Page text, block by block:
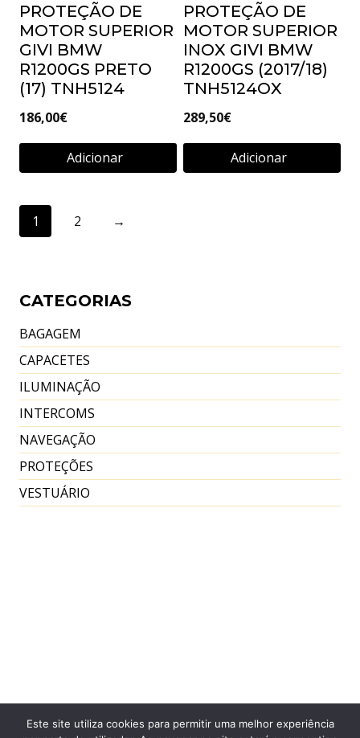
Adicionar
PROTEÇÃO DE
MOTOR SUPERIOR
GIVI BMW
R1200GS PRETO
(17) TNH5124
186,00€
Adicionar
PROTEÇÃO DE
MOTOR SUPERIOR
INOX GIVI BMW
R1200GS (2017/18)
TNH5124OX
289,50€
Adicionar
1 2 →
CATEGORIAS
BAGAGEM
CAPACETES
ILUMINAÇÃO
INTERCOMS
NAVEGAÇÃO
PROTEÇÕES
VESTUÁRIO
Este site utiliza cookies para permitir uma melhor experiência